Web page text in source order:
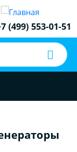
(499) 553-01-51